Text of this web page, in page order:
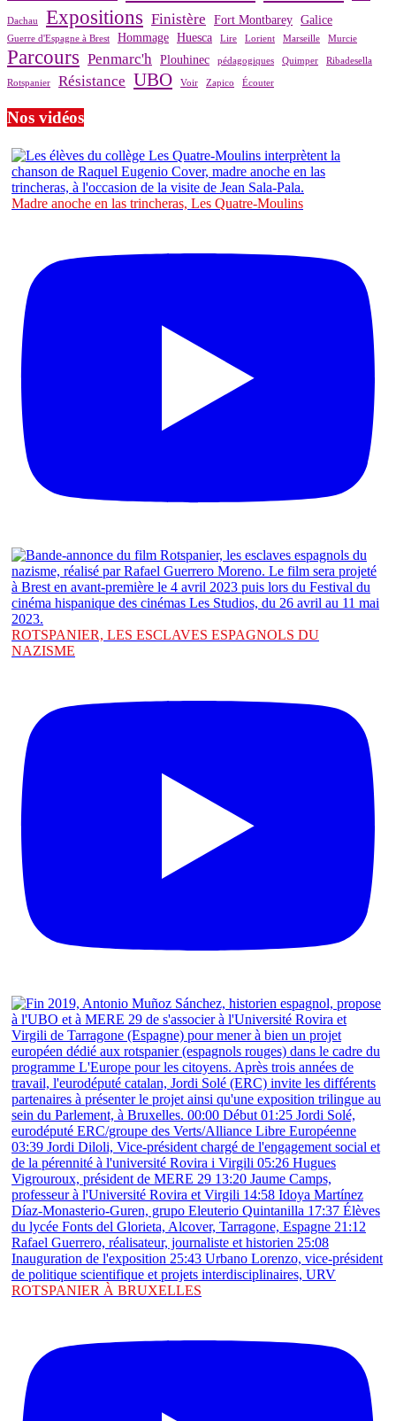
Dachau Expositions Finistère Fort Montbarey Galice
Guerre d'Espagne à Brest Hommage Huesca Lire Lorient Marseille Murcie
Parcours Penmarc'h Plouhinec pédagogiques Quimper Ribadesella
Rotspanier Résistance UBO Voir Zapico Écouter
Nos vidéos
Madre anoche en las trincheras, Les Quatre-Moulins
ROTSPANIER, LES ESCLAVES ESPAGNOLS DU
NAZISME
ROTSPANIER À BRUXELLES